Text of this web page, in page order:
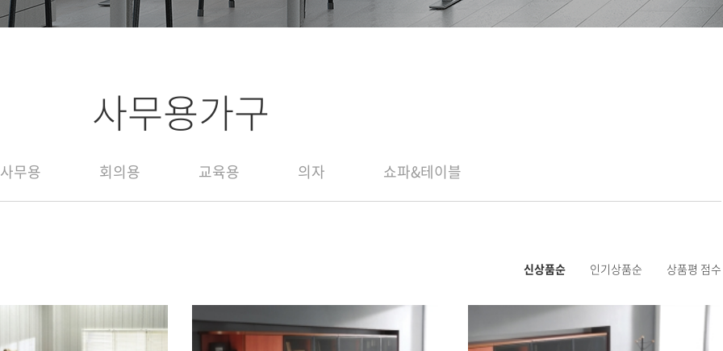
사무용가구
사무용 회의용 교육용 의자 쇼파&테이블
신상품순 인기상품순 상품평 점수